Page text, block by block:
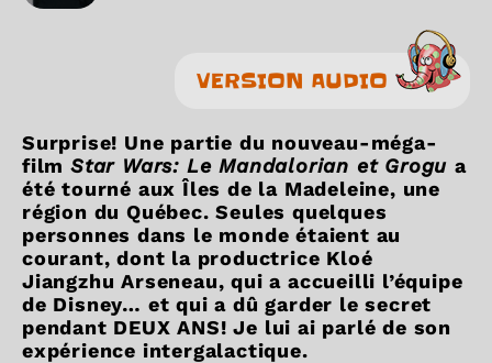
VERSION AUDIO
Surprise! Une partie du nouveau-méga-
film Star Wars: Le Mandalorian et Grogu a
été tourné aux Îles de la Madeleine, une
région du Québec. Seules quelques
personnes dans le monde étaient au
courant, dont la productrice Kloé
Jiangzhu Arseneau, qui a accueilli l’équipe
de Disney… et qui a dû garder le secret
pendant DEUX ANS! Je lui ai parlé de son
expérience intergalactique.